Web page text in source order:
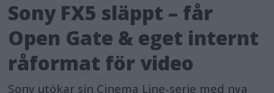
Sony FX5 släppt – får
Open Gate & eget internt
råformat för video
Sony utökar sin Cinema Line-serie med nya